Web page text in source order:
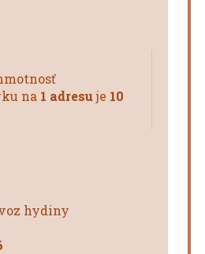
na 1 adresuje 10
hydiny